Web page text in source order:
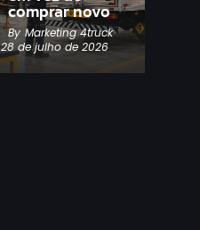
comprar novo
By Marketing 4truck
28 de julho de 2026